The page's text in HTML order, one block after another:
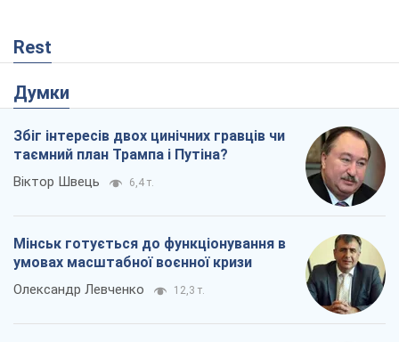
Rest
Думки
Збіг інтересів двох цинічних гравців чи
таємний план Трампа і Путіна?
Віктор Швець 6,4 т.
Мінськ готується до функціонування в
умовах масштабної воєнної кризи
Олександр Левченко 12,3 т.